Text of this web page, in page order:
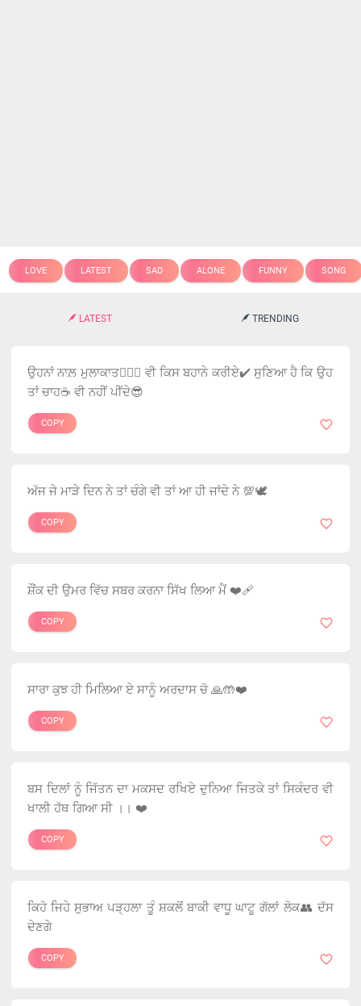
LOVE LATEST SAD ALONE FUNNY SONG
LATEST TRENDING
ਉਹਨਾਂ ਨਾਲ਼ ਮੁਲਾਕਾਤ👩‍❤️‍👨 ਵੀ ਕਿਸ ਬਹਾਨੇ ਕਰੀਏ✔️ ਸੁਣਿਆ ਹੈ ਕਿ ਉਹ
ਤਾਂ ਚਾਹ☕ ਵੀ ਨਹੀਂ ਪੀਂਦੇ😎
COPY
ਅੱਜ ਜੇ ਮਾੜੇ ਦਿਨ ਨੇ ਤਾਂ ਚੰਗੇ ਵੀ ਤਾਂ ਆ ਹੀ ਜਾਂਦੇ ਨੇ 💯🕊️
COPY
ਸ਼ੌਂਕ ਦੀ ਉਮਰ ਵਿੱਚ ਸਬਰ ਕਰਨਾ ਸਿੱਖ ਲਿਆ ਮੈਂ ❤️‍🩹
COPY
ਸਾਰਾ ਕੁਝ ਹੀ ਮਿਲਿਆ ਏ ਸਾਨੂੰ ਅਰਦਾਸ ਚੋ 🙏🤲❤️
COPY
ਬਸ ਦਿਲਾਂ ਨੂੰ ਜਿੱਤਨ ਦਾ ਮਕਸਦ ਰਖਿਏ ਦੁਨਿਆ ਜਿਤਕੇ ਤਾਂ ਸਿਕੰਦਰ ਵੀ
ਖਾਲੀ ਹੱਥ ਗਿਆ ਸੀ ।। ❤️
COPY
ਕਿਹੋ ਜਿਹੇ ਸੁਭਾਅ ਪੜ੍ਹਲਾ ਤੂੰ ਸ਼ਕਲੋਂ ਬਾਕੀ ਵਾਧੂ ਘਾਟੂ ਗੱਲਾਂ ਲੋਕ👥 ਦੱਸ
ਦੇਣਗੇ
COPY